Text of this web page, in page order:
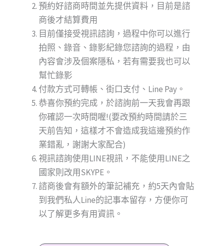
預約好諮商時間並先提供資料，目前是諮
商後才結算費用
目前僅接受視訊諮詢，過程中你可以進行
拍照、錄音、錄影紀錄您諮詢的過程，由
內容會涉及個案隱私，若有需要我也可以
幫忙錄影
付款方式可轉帳、街口支付、Line Pay。
恭喜你預約完成，於諮詢前一天我會再跟
你確認一次時間喔!(要改預約時間請於三
天前告知，這樣才不會造成我這邊預約作
業錯亂，謝謝大家配合)
視訊諮詢使用LINE視訊，不能使用LINE之
國家則改用SKYPE。
諮商後會有額外的筆記補充，約5天內會貼
到我們私人Line的記事本留存，方便你可
以了解更多有用資訊。